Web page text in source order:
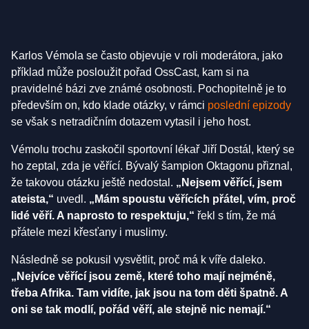
Karlos Vémola se často objevuje v roli moderátora, jako
příklad může posloužit pořad OssCast, kam si na
pravidelné bázi zve známé osobnosti. Pochopitelně je to
především on, kdo klade otázky, v rámci poslední epizody
se však s netradičním dotazem vytasil i jeho host.
Vémolu trochu zaskočil sportovní lékař Jiří Dostál, který se
ho zeptal, zda je věřící. Bývalý šampion Oktagonu přiznal,
že takovou otázku ještě nedostal. „Nejsem věřící, jsem
ateista,“ uvedl. „Mám spoustu věřících přátel, vím, proč
lidé věří. A naprosto to respektuju,“ řekl s tím, že má
přátele mezi křesťany i muslimy.
Následně se pokusil vysvětlit, proč má k víře daleko.
„Nejvíce věřící jsou země, které toho mají nejméně,
třeba Afrika. Tam vidíte, jak jsou na tom děti špatně. A
oni se tak modlí, pořád věří, ale stejně nic nemají.“